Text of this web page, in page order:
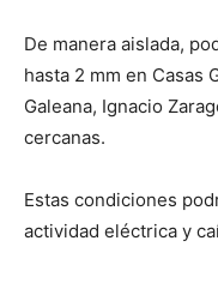
De manera aislada,
hasta 2 mm en Casas
Galeana, Ignacio
cercanas.
Estas condiciones
actividad eléctrica y